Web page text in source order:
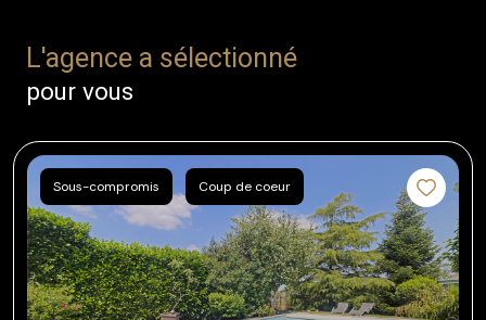
L'agence a sélectionné
pour vous
Sous-compromis Coup de coeur